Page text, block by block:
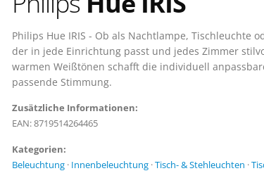
Philips Hue IRIS - Ob als Nachtlampe, Tischleuchte
der in jede Einrichtung passt und jedes Zimmer
warmen Weißtönen schafft die individuell
passende Stimmung.
Zusätzliche Informationen:
EAN: 8719514264465
Kategorien:
Beleuchtung · Innenbeleuchtung ·Tisch- & Stehleuchten ·